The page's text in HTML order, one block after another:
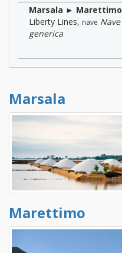
Marsala ► Marettimo
Liberty Lines, nave Nave
generica
Marsala
Marettimo